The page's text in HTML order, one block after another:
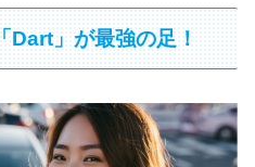
Dart」が最強の足！